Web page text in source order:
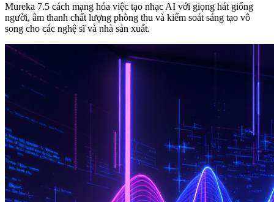
Mureka 7.5 cách mạng hóa việc tạo nhạc AI với giọng hát giống
người, âm thanh chất lượng phòng thu và kiểm soát sáng tạo vô
song cho các nghệ sĩ và nhà sản xuất.